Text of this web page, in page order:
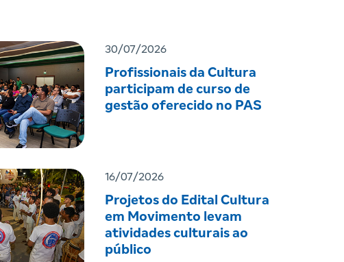
30/07/2026
Profissionais da Cultura
participam de curso de
gestão oferecido no PAS
16/07/2026
Projetos do Edital Cultura
em Movimento levam
atividades culturais ao
público